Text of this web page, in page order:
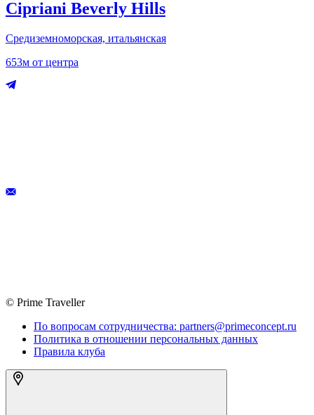
Cipriani Beverly Hills
Средиземноморская, итальянская
653м от центра
© Prime Traveller
По вопросам сотрудничества: partners@primeconcept.ru
Политика в отношении персональных данных
Правила клуба